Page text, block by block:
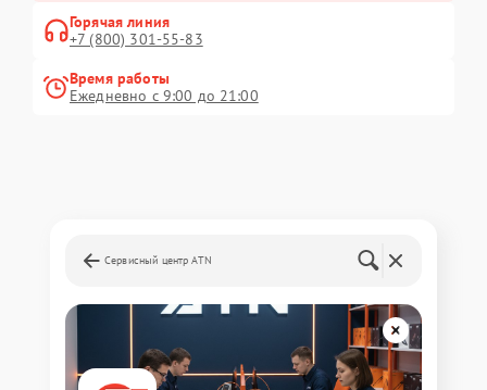
Горячая линия
+7 (800) 301-55-83
Время работы
Ежедневно с 9:00 до 21:00
Сервисный центр ATN